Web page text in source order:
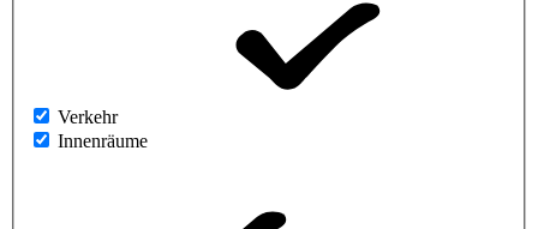
Verkehr
Innenräume